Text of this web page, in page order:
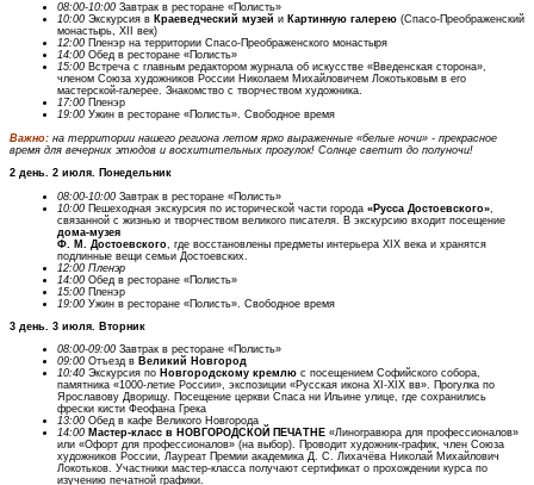
08:00-10:00 Завтрак в ресторане «Полисть»
10:00 Экскурсия в Краеведческий музей и Картинную галерею (Спасо-Преображенский
монастырь, XII век)
12:00 Пленэр на территории Спасо-Преображенского монастыря
14:00 Обед в ресторане «Полисть»
15:00 Встреча с главным редактором журнала об искусстве «Введенская сторона»,
членом Союза художников России Николаем Михайловичем Локотьковым в его
мастерской-галерее. Знакомство с творчеством художника.
17:00 Пленэр
19:00 Ужин в ресторане «Полисть». Свободное время
Важно: на территории нашего региона летом ярко выраженные «белые ночи» - прекрасное
время для вечерних этюдов и восхитительных прогулок! Солнце светит до полуночи!
2 день. 2 июля. Понедельник
08:00-10:00 Завтрак в ресторане «Полисть»
10:00 Пешеходная экскурсия по исторической части города «Русса Достоевского»
связанной с жизнью и творчеством великого писателя. В экскурсию входит посещение
дома-музея
Ф. М. Достоевского , где восстановлены предметы интерьера XIX века и хранятся
подлинные вещи семьи Достоевских.
12:00 Пленэр
14:00 Обед в ресторане «Полисть»
15:00 Пленэр
19:00 Ужин в ресторане «Полисть». Свободное время
3 день. 3 июля. Вторник
08:00-09:00 Завтрак в ресторане «Полисть»
09:00 Отъезд в Великий Новгород
10:40 Экскурсия по Новгородскому кремлю с посещением Софийского собора,
памятника «1000-летие России», экспозиции «Русская икона XI-XIX вв». Прогулка по
Ярославову Дворищу. Посещение церкви Спаса ни Ильине улице, где сохранились
фрески кисти Феофана Грека
13:00 Обед в кафе Великого Новгорода
14:00 Мастер-класс в НОВГОРОДСКОЙ ПЕЧАТНЕ «Линогравюра для профессионалов»
или «Офорт для профессионалов» (на выбор). Проводит художник-график, член Союза
художников России, Лауреат Премии академика Д. С. Лихачёва Николай Михайлович
Локотьков. Участники мастер-класса получают сертификат о прохождении курса по
изучению печатной графики.